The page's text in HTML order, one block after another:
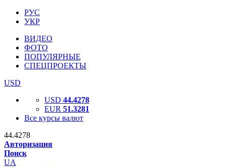
РУС
УКР
ВИДЕО
ФОТО
ПОПУЛЯРНЫЕ
СПЕЦПРОЕКТЫ
USD
USD 44.4278
EUR 51.3281
Все курсы валют
44.4278
Авторизация
Поиск
UA